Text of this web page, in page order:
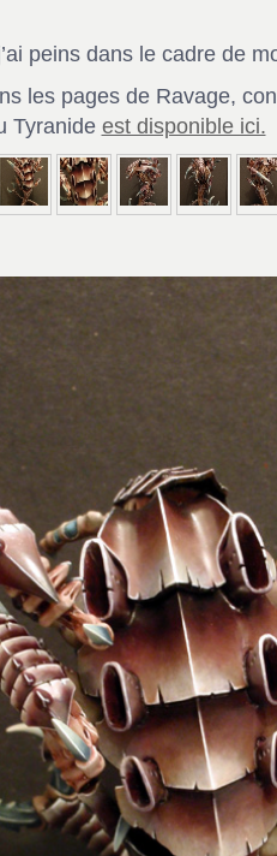
peins dans le cadre de
les pages de Ravage,
Tyranide est disponible ici.